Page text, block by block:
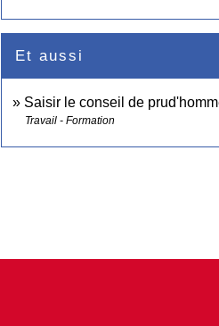
Et aussi
Saisir le conseil de
Travail - Formation